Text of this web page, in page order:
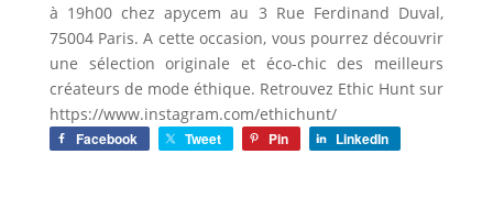
à 19h00 chez apycem au 3 Rue Ferdinand Duval,
75004 Paris. A cette occasion, vous pourrez découvrir
une sélection originale et éco-chic des meilleurs
créateurs de mode éthique. Retrouvez Ethic Hunt sur
https://www.instagram.com/ethichunt/
Facebook Tweet Pin LinkedIn